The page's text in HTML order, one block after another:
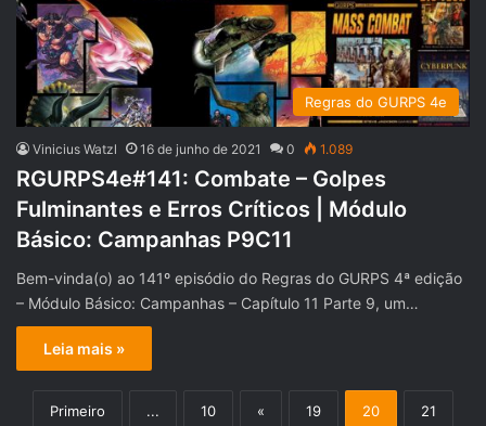
Regras do GURPS 4e
Vinicius Watzl 16 de junho de 2021 0 1.089
RGURPS4e#141: Combate – Golpes
Fulminantes e Erros Críticos | Módulo
Básico: Campanhas P9C11
Bem-vinda(o) ao 141º episódio do Regras do GURPS 4ª edição
– Módulo Básico: Campanhas – Capítulo 11 Parte 9, um…
Leia mais »
Primeiro ... 10 « 19 20 21